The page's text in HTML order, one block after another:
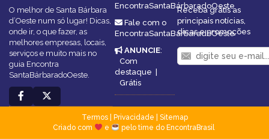
O melhor de Santa Bárbara
d’Oeste num só lugar! Dicas,
onde ir, o que fazer, as
melhores empresas, locais,
serviços e muito mais no
guia Encontra
SantaBárbaradoOeste.
EncontraSantaBárbaradoOeste
Fale com o
EncontraSantaBárbaradoOeste
ANUNCIE:
Com
destaque |
Grátis
Receba grátis as
principais notícias,
dicas e promoções
Termos| Privacidade
Sitemap
Criado com
e pelo time do EncontraBrasil